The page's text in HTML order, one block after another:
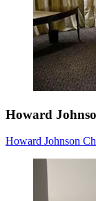
Howard
Howard Johnson